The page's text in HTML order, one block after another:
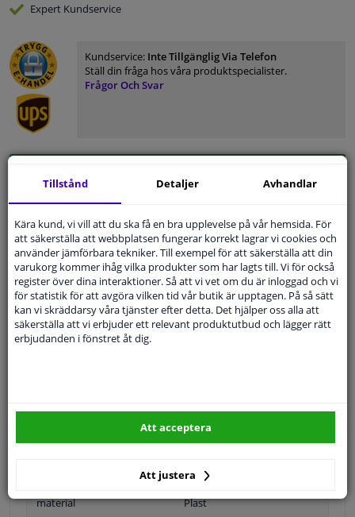
Expert Kundservice
Kundservice: Inte Tillgänglig Via Telefon
Ställ din fråga hos våra produktspecialister.
Frågor Och Svar
Fyll i ditt registreringsnummereller Välj din bil.
SÖK
Specifikationer
Färg Svart
Position Framsida
2 år
material Plast
Tillstånd Detaljer Avhandlar
Kära kund, vi vill att du ska få en bra upplevelse på vår hemsida. För
att säkerställa att webbplatsen fungerar korrekt lagrar vi cookies och
använder jämförbara tekniker. Till exempel för att säkerställa att din
varukorg kommer ihåg vilka produkter som har lagts till. Vi för också
register över dina interaktioner. Så att vi vet om du är inloggad och vi
för statistik för att avgöra vilken tid vår butik är upptagen. På så sätt
kan vi skräddarsy våra tjänster efter detta. Det hjälper oss alla att
säkerställa att vi erbjuder ett relevant produktutbud och lägger rätt
erbjudanden i fönstret åt dig.
Att justera
Att acceptera